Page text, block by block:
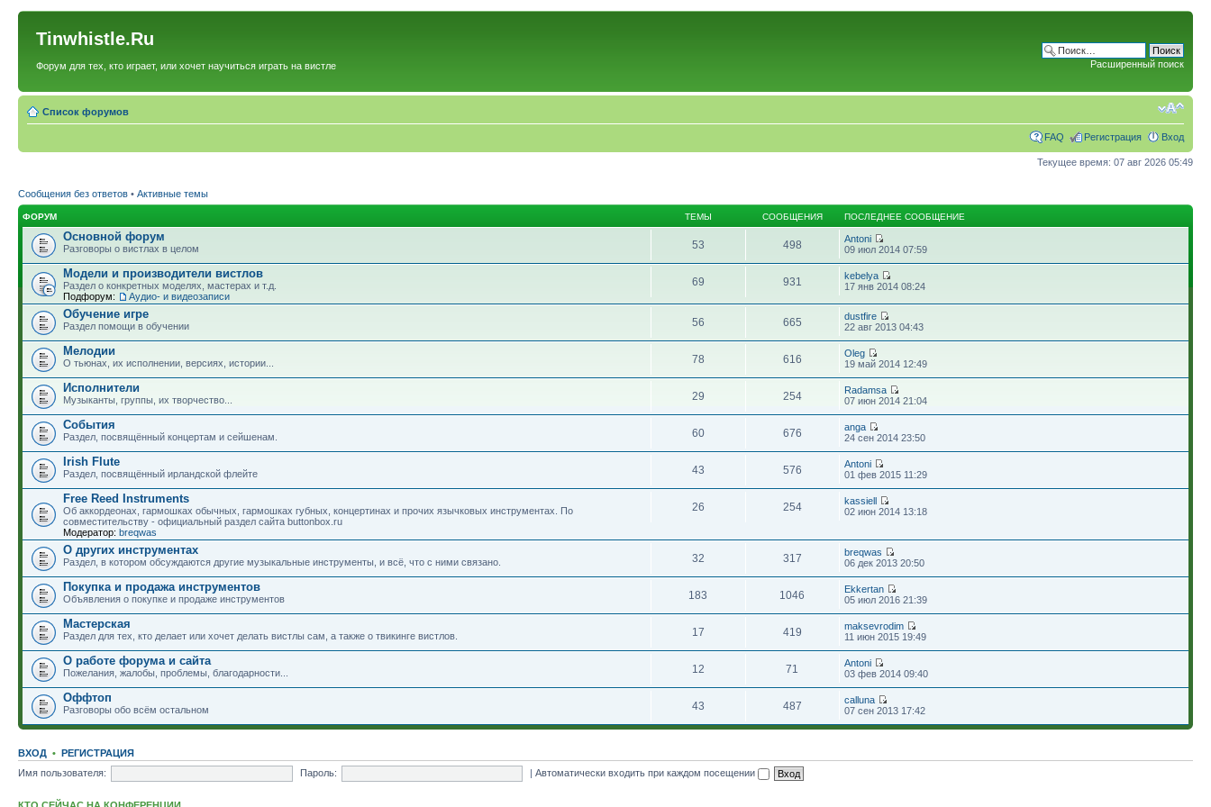
Tinwhistle.Ru
Форум для тех, кто играет, или хочет научиться играть на вистле Расширенный поиск
Список форумов
FAQ Регистрация Вход
Текущее время: 07 авг 2026 05:49
Сообщения без ответов • Активные темы
ФОРУМ ТЕМЫ СООБЩЕНИЯ ПОСЛЕДНЕЕ СООБЩЕНИЕ
Основной форум
Разговоры о вистлах в целом 53 498
Antoni
09 июл 2014 07:59
Модели и производители вистлов
Раздел о конкретных моделях, мастерах и т.д.
Подфорум:
Аудио- и видеозаписи
69 931
kebelya
17 янв 2014 08:24
Обучение игре
Раздел помощи в обучении 56 665
dustfire
22 авг 2013 04:43
Мелодии
О тьюнах, их исполнении, версиях, истории... 78 616
Oleg
19 май 2014 12:49
Исполнители
Музыканты, группы, их творчество... 29 254
Radamsa
07 июн 2014 21:04
События
Раздел, посвящённый концертам и сейшенам. 60 676
anga
24 сен 2014 23:50
Irish Flute
Раздел, посвящённый ирландской флейте 43 576
Antoni
01 фев 2015 11:29
Free Reed Instruments
Об аккордеонах, гармошках обычных, гармошках губных, концертинах и прочих язычковых инструментах. По
совместительству - официальный раздел сайта buttonbox.ru
Модератор: breqwas
26 254
kassiell
02 июн 2014 13:18
О других инструментах
Раздел, в котором обсуждаются другие музыкальные инструменты, и всё, что с ними связано. 32 317
breqwas
06 дек 2013 20:50
Покупка и продажа инструментов
Объявления о покупке и продаже инструментов 183 1046
Ekkertan
05 июл 2016 21:39
Мастерская
Раздел для тех, кто делает или хочет делать вистлы сам, а также о твикинге вистлов. 17 419
maksevrodim
11 июн 2015 19:49
О работе форума и сайта
Пожелания, жалобы, проблемы, благодарности... 12 71
Antoni
03 фев 2014 09:40
Оффтоп
Разговоры обо всём остальном 43 487
calluna
07 сен 2013 17:42
ВХОД • РЕГИСТРАЦИЯ
Имя пользователя:
Пароль: |Автоматически входить при каждом посещении